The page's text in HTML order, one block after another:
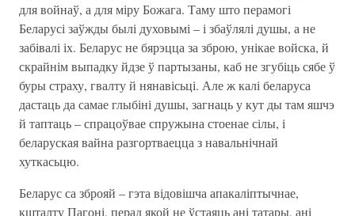
для войнаў, а для міру Божага. Таму што перамогі
Беларусі заўжды былі духовымі – і збаўлялі душы, а не
забівалі іх. Беларус не бярэцца за зброю, унікае войска, й
скрайнім выпадку йдзе ў партызаны, каб не згубіць сябе ў
буры страху, гвалту й нянавісьці. Але ж калі беларуса
дастаць да самае глыбіні душы, загнаць у кут ды там яшчэ
й таптаць – спрацоўвае спружына стоенае сілы, і
беларуская вайна разгортваецца з навальнічнай
хуткасьцю.
Беларус са зброяй – гэта відовішча апакаліптычнае,
кшталту Пагоні, перад якой не ўстаяць ані татары, ані